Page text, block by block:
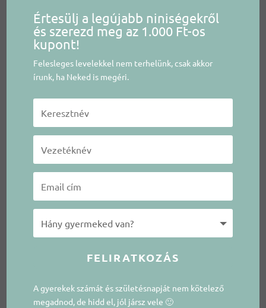
Értesülj a legújabb niniségekről
és szerezd meg az 1.000 Ft-os
kupont!
Felesleges levelekkel nem terhelünk, csak akkor
írunk, ha Neked is megéri.
FELIRATKOZÁS
A gyerekek számát és születésnapját nem kötelező
megadnod, de hidd el, jól jársz vele 🙂